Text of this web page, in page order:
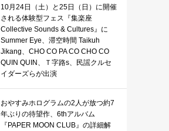
10月24日（土）と25日（日）に開催
される体験型フェス『集楽座
Collective Sounds & Cultures』に
Summer Eye、滞空時間 Taikuh
Jikang、CHO CO PA CO CHO CO
QUIN QUIN、Ｔ字路s、民謡クルセ
イダーズらが出演
おやすみホログラムの2人が放つ約7
年ぶりの待望作、6thアルバム
『PAPER MOON CLUB』の詳細解